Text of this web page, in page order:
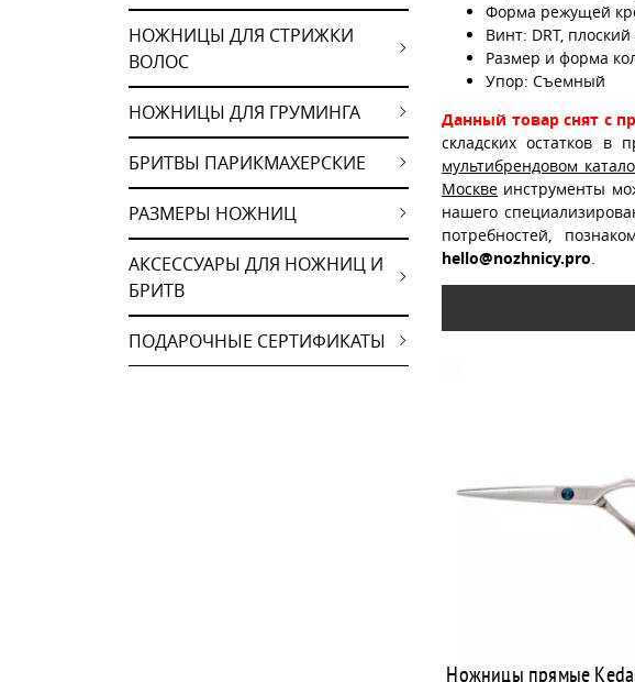
НОЖНИЦЫ ДЛЯ СТРИЖКИ
ВОЛОС
НОЖНИЦЫ ДЛЯ ГРУМИНГА
БРИТВЫ ПАРИКМАХЕРСКИЕ
РАЗМЕРЫ НОЖНИЦ
АКСЕССУАРЫ ДЛЯ НОЖНИЦ И
БРИТВ
ПОДАРОЧНЫЕ СЕРТИФИКАТЫ
Форма режущей
Винт: DRT,
Размер и форма
Упор: Съемный
Данный товар снят с
складских остатков
мультибрендовом
Москве инструменты
нашего
потребностей,
hello@nozhnicy.pro.
Ножницы прямые